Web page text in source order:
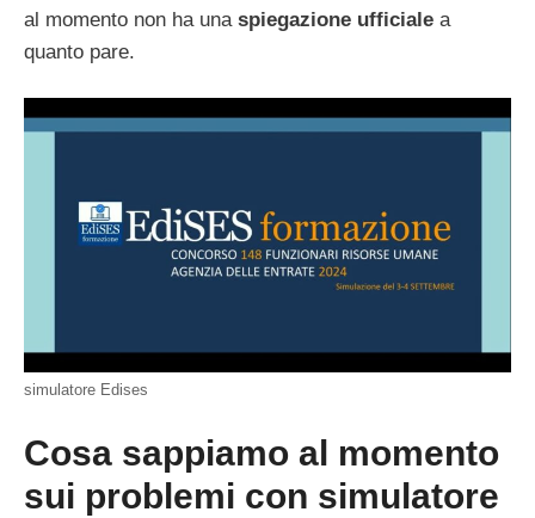
al momento non ha una spiegazione ufficiale a
quanto pare.
simulatore Edises
Cosa sappiamo al momento
sui problemi con simulatore